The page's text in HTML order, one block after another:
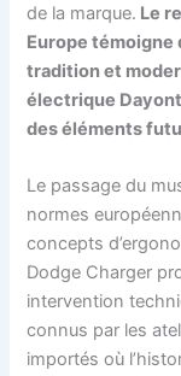
de la marque. Le
Europe témoigne
tradition et
électrique
des éléments
Le passage du
normes
concepts
Dodge Charger
intervention
connus par les
importés où